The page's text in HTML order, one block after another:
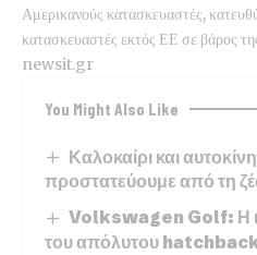
Αμερικανούς κατασκευαστές,
κατασκευαστές εκτός ΕΕ σε βάρος
newsit.gr
You Might Also Like
Καλοκαίρι και
προστατεύουμε από τη
Volkswagen Golf: Η
του απόλυτου